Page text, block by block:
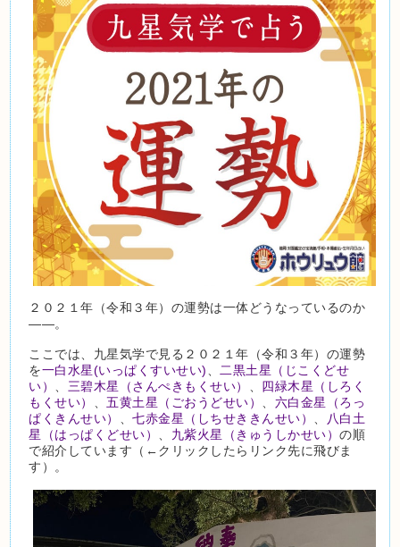
２０２１年（令和３年）の運勢は一体どうなっているのか
――。
ここでは、九星気学で見る２０２１年（令和３年）の運勢
を一白水星(いっぱくすいせい)
二黒土星（じこくどせ
い）
三碧木星（さんぺきもくせい）
四緑木星（しろく
もくせい）
、五黄土星（ごおうどせい）
六白金星（ろっ
ぱくきんせい）
、七赤金星（しちせききんせい）
八白土
星（はっぱくどせい）
九紫火星（きゅうしかせい）の順
で紹介しています（←クリックしたらリンク先に飛びま
す）。